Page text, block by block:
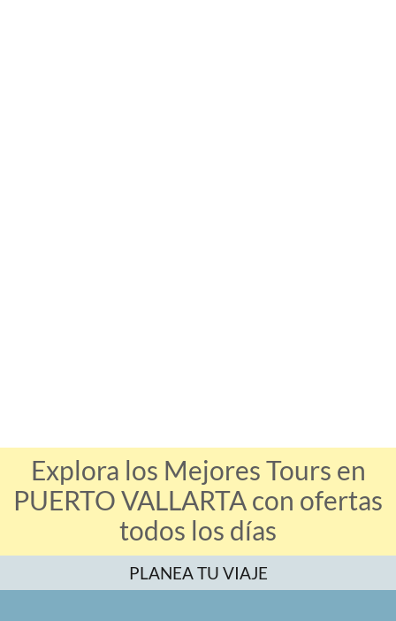
Explora los Mejores Tours en
PUERTO VALLARTA con ofertas
todos los días
PLANEA TU VIAJE